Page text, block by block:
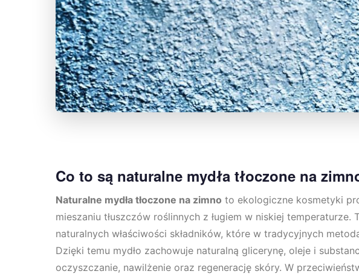
Co to są naturalne mydła tłoczone na
Naturalne mydła tłoczone na zimno to ekologiczne kosmetyki
mieszaniu tłuszczów roślinnych z ługiem w niskiej temperaturze.
naturalnych właściwości składników, które w tradycyjnych
Dzięki temu mydło zachowuje naturalną glicerynę, oleje i
oczyszczanie, nawilżenie oraz regenerację skóry. W